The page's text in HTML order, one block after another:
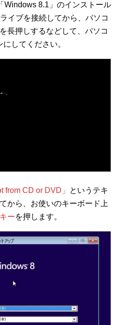
Windows 8.1」のインストール
イブを接続してから、パソコ
長押しするなどして、パソコ
してください。
from CD or DVD」
というテキ
から、お使いのキーボード上
ーを押します。